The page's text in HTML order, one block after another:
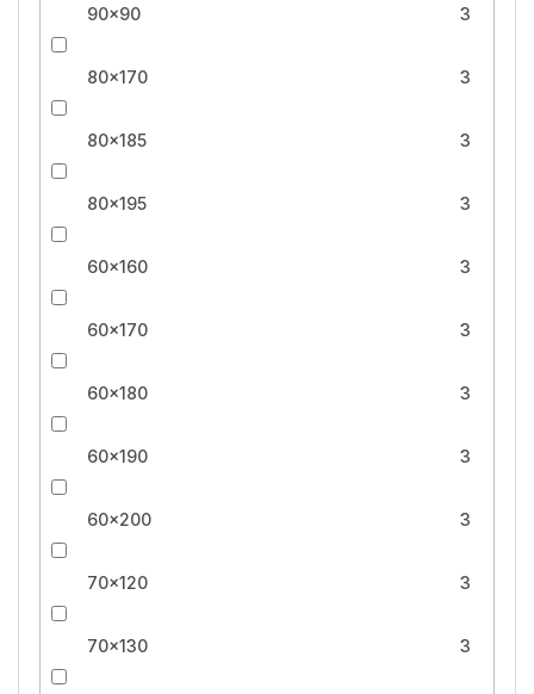
90x90 3
80x170 3
80x185 3
80x195 3
60x160 3
60x170 3
60x180 3
60x190 3
60x200 3
70x120 3
70x130 3